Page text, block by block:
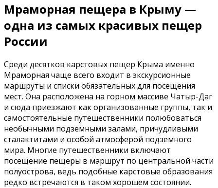
Мраморная пещера в Крыму —
одна из самых красивых пещер
России
Среди десятков карстовых пещер Крыма именно
Мраморная чаще всего входит в экскурсионные
маршруты и списки обязательных для посещения
мест. Она расположена на горном массиве Чатыр-Даг
и сюда приезжают как организованные группы, так и
самостоятельные путешественники полюбоваться
необычными подземными залами, причудливыми
сталактитами и особой атмосферой подземного
мира. Многие путешественники включают
посещение пещеры в маршрут по центральной части
полуострова, ведь подобные карстовые образования
редко встречаются в таком хорошем состоянии.